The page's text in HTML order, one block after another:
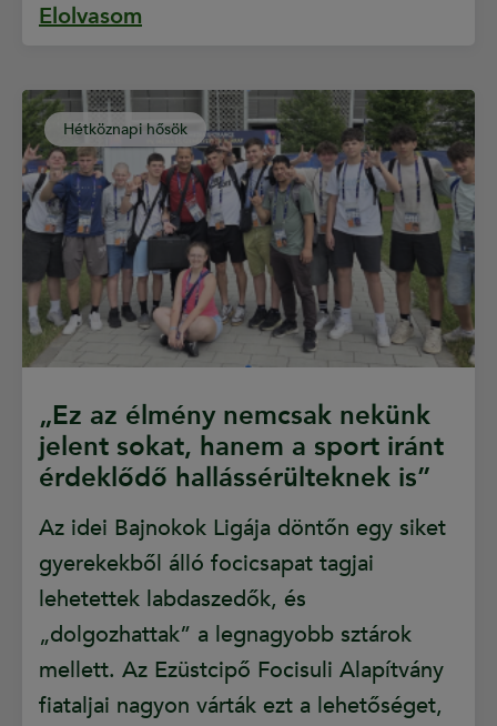
Elolvasom
Hétköznapi hősök
„Ez az élmény nemcsak nekünk
jelent sokat, hanem a sport iránt
érdeklődő hallássérülteknek is”
Az idei Bajnokok Ligája döntőn egy siket
gyerekekből álló focicsapat tagjai
lehetettek labdaszedők, és
„dolgozhattak” a legnagyobb sztárok
mellett. Az Ezüstcipő Focisuli Alapítvány
fiataljai nagyon várták ezt a lehetőséget,